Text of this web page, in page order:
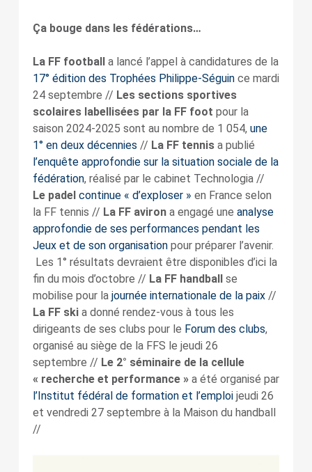
Ça bouge dans les fédérations…
La FF football
a lancé l’appel à candidatures de la
17° édition des Trophées Philippe-Séguince mardi
24 septembre // Les sections sportives
scolaires labellisées par la FF foot pour la
saison 2024-2025 sont au nombre de 1 054, une
1° en deux décennies // La FF tennis a publié
l’enquête approfondie sur la situation sociale de la
fédération, réalisé par le cabinet Technologia //
Le padel continue « d’exploser » en France selon
la FF tennis // La FF avirona engagé une analyse
approfondie de ses performances pendant les
Jeux et de son organisationpour préparer l’avenir.
Les 1° résultats devraient être disponibles d’ici la
fin du mois d’octobre // La FF handball
se
mobilise pour la journée internationale de la paix//
La FF skia donné rendez-vous à tous les
dirigeants de ses clubs pour le Forum des clubs,
organisé au siège de la FFS le jeudi 26
septembre // Le 2° séminaire de la cellule
« recherche et performance »a été organisé par
l’Institut fédéral de formation et l’emploijeudi 26
et vendredi 27 septembre à la Maison du handball
//